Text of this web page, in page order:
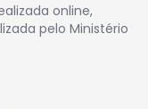
online,
pelo Ministério